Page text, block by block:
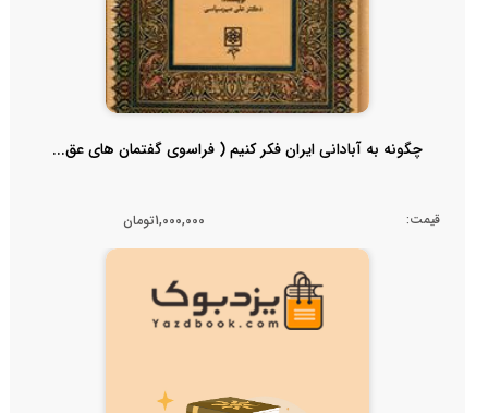
چگونه به آبادانی ایران فکر کنیم ( فراسوی گفتمان های عق...
قیمت: 1,000,000تومان